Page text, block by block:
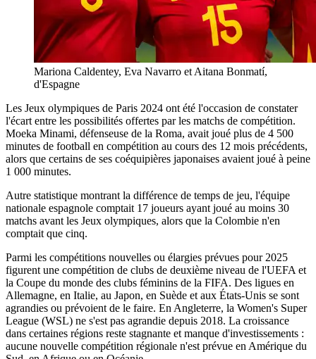
Mariona Caldentey, Eva Navarro et Aitana Bonmatí,
d'Espagne
Les Jeux olympiques de Paris 2024 ont été l'occasion de constater
l'écart entre les possibilités offertes par les matchs de compétition.
Moeka Minami, défenseuse de la Roma, avait joué plus de 4 500
minutes de football en compétition au cours des 12 mois précédents,
alors que certains de ses coéquipières japonaises avaient joué à peine
1 000 minutes.
Autre statistique montrant la différence de temps de jeu, l'équipe
nationale espagnole comptait 17 joueurs ayant joué au moins 30
matchs avant les Jeux olympiques, alors que la Colombie n'en
comptait que cinq.
Parmi les compétitions nouvelles ou élargies prévues pour 2025
figurent une compétition de clubs de deuxième niveau de l'UEFA et
la Coupe du monde des clubs féminins de la FIFA. Des ligues en
Allemagne, en Italie, au Japon, en Suède et aux États-Unis se sont
agrandies ou prévoient de le faire. En Angleterre, la Women's Super
League (WSL) ne s'est pas agrandie depuis 2018. La croissance
dans certaines régions reste stagnante et manque d'investissements :
aucune nouvelle compétition régionale n'est prévue en Amérique du